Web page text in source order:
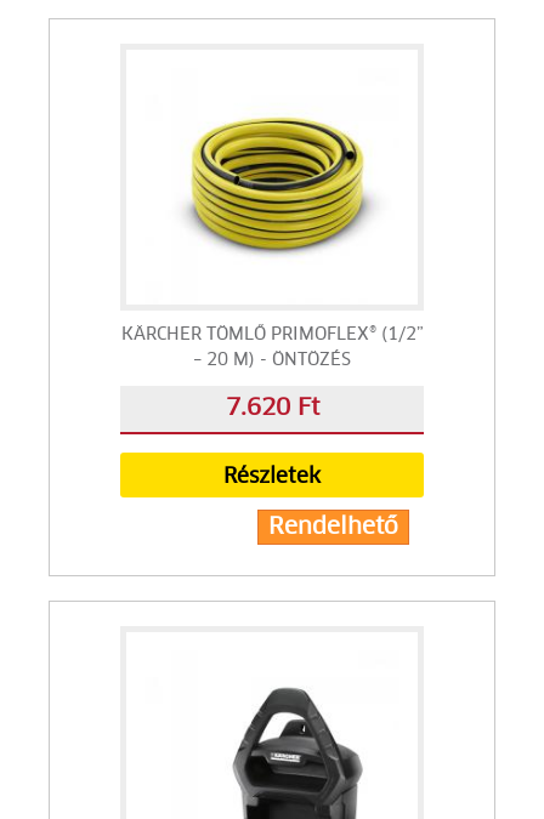
KÄRCHER TÖMLŐ PRIMOFLEX® (1/2”
– 20 M) - ÖNTÖZÉS
7.620 Ft
Részletek
Rendelhető